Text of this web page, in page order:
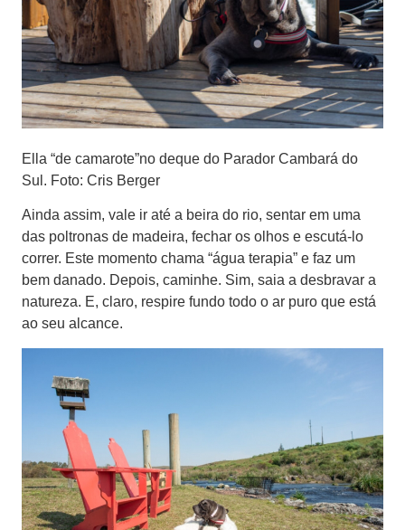
Ella “de camarote”no deque do Parador Cambará do
Sul. Foto: Cris Berger
Ainda assim, vale ir até a beira do rio, sentar em uma
das poltronas de madeira, fechar os olhos e escutá-lo
correr. Este momento chama “água terapia” e faz um
bem danado. Depois, caminhe. Sim, saia a desbravar a
natureza. E, claro, respire fundo todo o ar puro que está
ao seu alcance.